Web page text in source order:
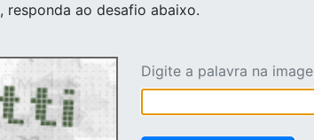
, responda ao desafio abaixo.
Digite a palavra na